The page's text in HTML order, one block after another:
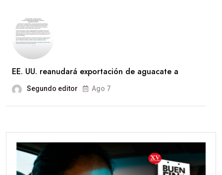
EE. UU. reanudará exportación de aguacate a
Segundo editor Ago 7